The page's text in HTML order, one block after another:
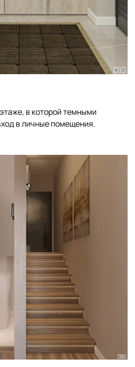
в которой темными
в личные помещения.